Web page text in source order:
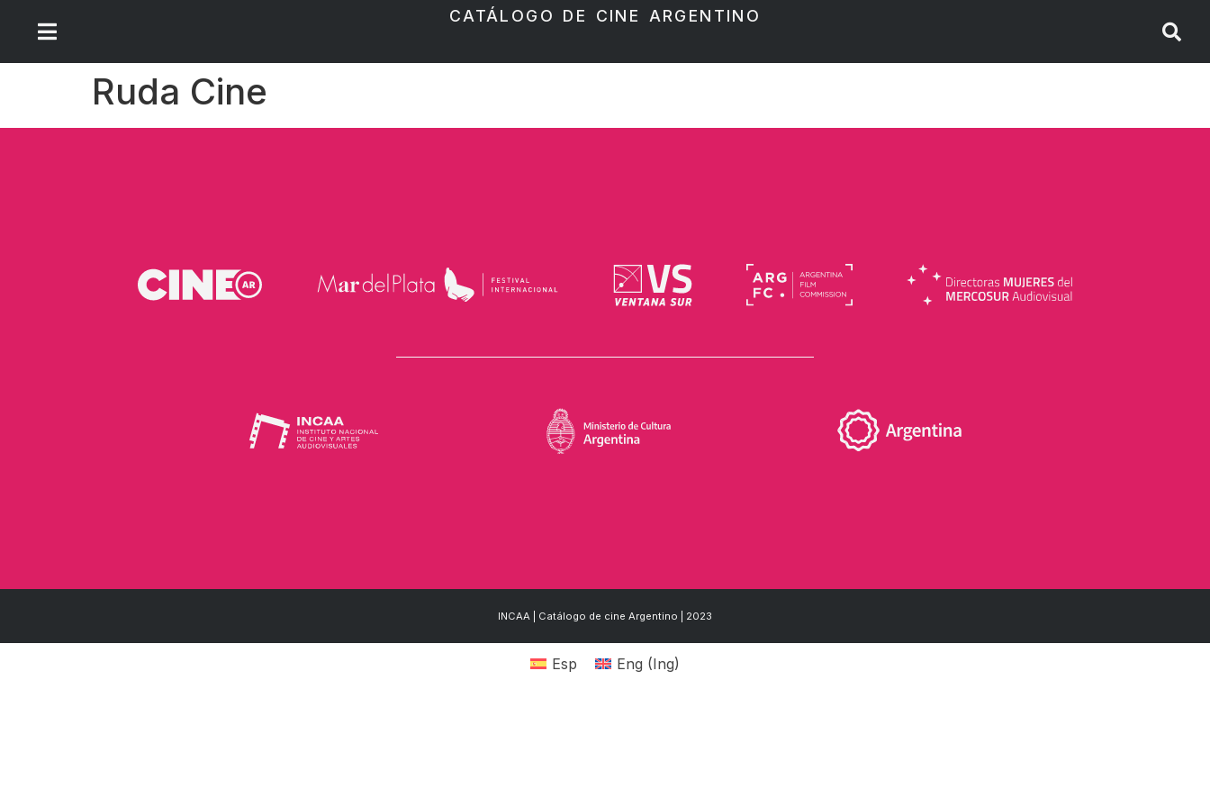
CATÁLOGO DE CINE ARGENTINO
Ruda Cine
INCAA | Catálogo de cine Argentino | 2023
Esp Eng (Ing)